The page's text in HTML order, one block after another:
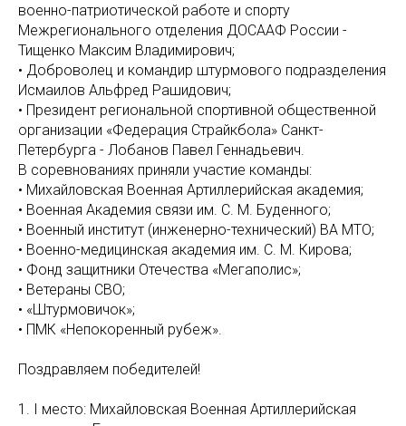
военно-патриотической работе и спорту
Межрегионального отделения ДОСААФ России -
Тищенко Максим Владимирович;
• Доброволец и командир штурмового подразделения
Исмаилов Альфред Рашидович;
• Президент региональной спортивной общественной
организации «Федерация Страйкбола» Санкт-
Петербурга - Лобанов Павел Геннадьевич.
В соревнованиях приняли участие команды:
• Михайловская Военная Артиллерийская академия;
• Военная Академия связи им. С. М. Буденного;
• Военный институт (инженерно-технический) ВА МТО;
• Военно-медицинская академия им. С. М. Кирова;
• Фонд защитники Отечества «Мегаполис»;
• Ветераны СВО;
• «Штурмовичок»;
• ПМК «Непокоренный рубеж».
Поздравляем победителей!
1. I место: Михайловская Военная Артиллерийская